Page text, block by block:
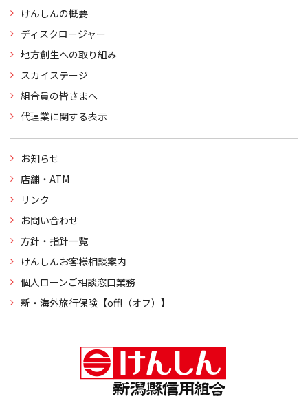
けんしんの概要
ディスクロージャー
地方創生への取り組み
スカイステージ
組合員の皆さまへ
代理業に関する表示
お知らせ
店舗・ATM
リンク
お問い合わせ
方針・指針一覧
けんしんお客様相談案内
個人ローンご相談窓口業務
新・海外旅行保険【off!（オフ）】